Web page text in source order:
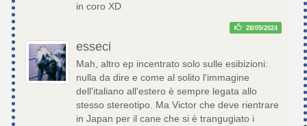
in coro XD
28/05/2024
esseci
Mah, altro ep incentrato solo sulle esibizioni:
nulla da dire e come al solito l'immagine
dell'italiano all'estero è sempre legata allo
stesso stereotipo. Ma Victor che deve rientrare
in Japan per il cane che si è trangugiato i